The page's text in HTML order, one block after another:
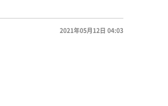
2021年05月12日 04:03